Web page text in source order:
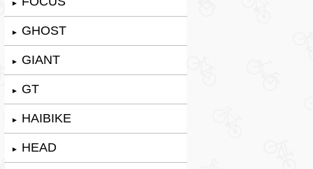
►
► GHOST
► GIANT
► GT
► HAIBIKE
► HEAD